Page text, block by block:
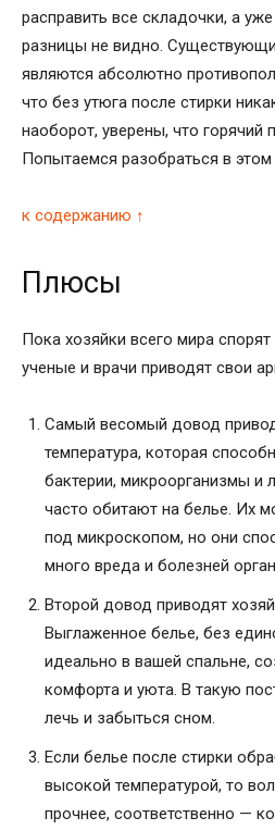
расправить все складочки, а
разницы не видно.
являются абсолютно
что без утюга после стирки
наоборот, уверены, что горячий
Попытаемся разобраться в этом
к содержанию ↑
Плюсы
Пока хозяйки всего мира
ученые и врачи приводят свои
Самый весомый довод
температура, которая
бактерии, микроорганизмы и
часто обитают на белье. Их
под микроскопом, но они
много вреда и болезней
Второй довод приводят
Выглаженное белье, без
идеально в вашей спальне,
комфорта и уюта. В такую
лечь и забыться сном.
Если белье после стирки
высокой температурой, то
прочнее, соответственно —